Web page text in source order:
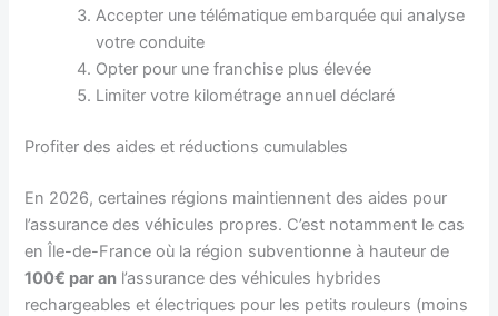
Accepter une télématique embarquée qui analyse
votre conduite
Opter pour une franchise plus élevée
Limiter votre kilométrage annuel déclaré
Profiter des aides et réductions cumulables
En 2026, certaines régions maintiennent des aides pour
l’assurance des véhicules propres. C’est notamment le cas
en Île-de-France où la région subventionne à hauteur de
100€ par an l’assurance des véhicules hybrides
rechargeables et électriques pour les petits rouleurs (moins